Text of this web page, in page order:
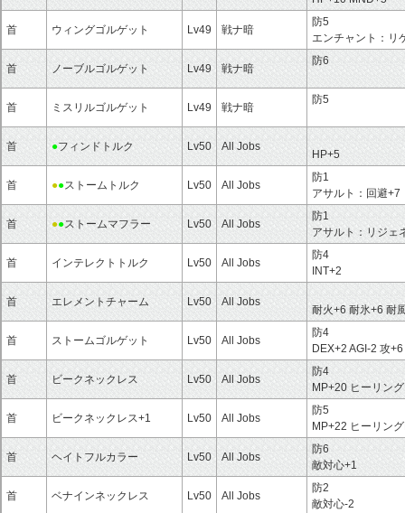
首 ウィングゴルゲット Lv49 戦ナ暗
防5
エンチャント：リ
首 ノーブルゴルゲット Lv49 戦ナ暗
防6
首 ミスリルゴルゲット Lv49 戦ナ暗
防5
首 ●フィンドトルク Lv50 All Jobs
HP+5
首 ●●ストームトルク Lv50 All Jobs
防1
アサルト：回避+7
首 ●●ストームマフラー Lv50 All Jobs
防1
アサルト：リジェ
首 インテレクトトルク Lv50 All Jobs
防4
INT+2
首 エレメントチャーム Lv50 All Jobs
耐火+6 耐氷+6 耐
首 ストームゴルゲット Lv50 All Jobs
防4
DEX+2 AGI-2 攻+6
首 ビークネックレス Lv50 All Jobs
防4
MP+20 ヒーリン
首 ビークネックレス+1 Lv50 All Jobs
防5
MP+22 ヒーリン
首 ヘイトフルカラー Lv50 All Jobs
防6
敵対心+1
首 ベナインネックレス Lv50 All Jobs
防2
敵対心-2